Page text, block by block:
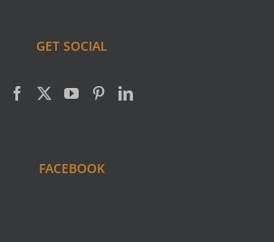
GET SOCIAL
FACEBOOK